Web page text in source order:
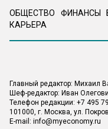
ОБЩЕСТВО ФИНАНСЫ
КАРЬЕРА
Главный редактор: Михаил
Шеф-редактор: Иван
Телефон редакции: +7 495
101000, г. Москва, ул.
E-mail: info@myeconomy.ru